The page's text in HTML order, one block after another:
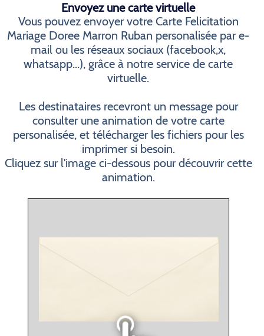
Envoyez une carte virtuelle
Vous pouvez envoyer votre Carte Felicitation
Mariage Doree Marron Ruban personalisée par e-
mail ou les réseaux sociaux (facebook,x,
whatsapp...), grâce à notre service de carte
virtuelle.
Les destinataires recevront un message pour
consulter une animation de votre carte
personalisée, et télécharger les fichiers pour les
imprimer si besoin.
Cliquez sur l'image ci-dessous pour découvrir cette
animation.